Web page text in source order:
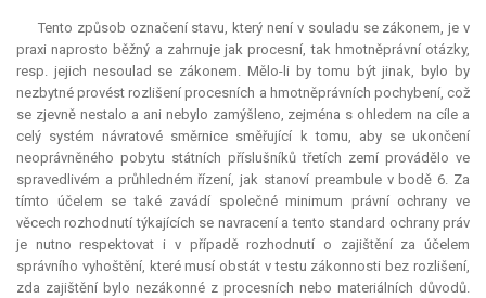
Tento způsob označení stavu, který není v souladu se zákonem, je v
praxi naprosto běžný a zahrnuje jak procesní, tak hmotněprávní otázky,
resp. jejich nesoulad se zákonem. Mělo-li by tomu být jinak, bylo by
nezbytné provést rozlišení procesních a hmotněprávních pochybení, což
se zjevně nestalo a ani nebylo zamýšleno, zejména s ohledem na cíle a
celý systém návratové směrnice směřující k tomu, aby se ukončení
neoprávněného pobytu státních příslušníků třetích zemí provádělo ve
spravedlivém a průhledném řízení, jak stanoví preambule v bodě 6. Za
tímto účelem se také zavádí společné minimum právní ochrany ve
věcech rozhodnutí týkajících se navracení a tento standard ochrany práv
je nutno respektovat i v případě rozhodnutí o zajištění za účelem
správního vyhoštění, které musí obstát v testu zákonnosti bez rozlišení,
zda zajištění bylo nezákonné z procesních nebo materiálních důvodů.